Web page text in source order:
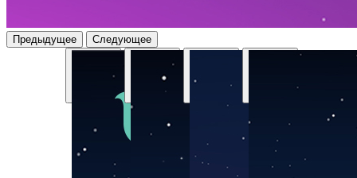
Предыдущее Следующее